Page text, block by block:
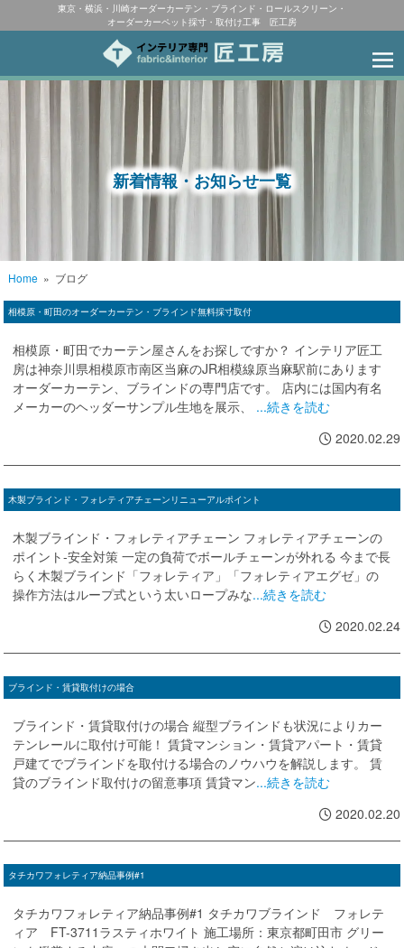
東京・横浜・川崎オーダーカーテン・ブラインド・ロールスクリーン・
オーダーカーペット採寸・取付け工事 匠工房
新着情報・お知らせ一覧
Home» ブログ
相模原・町田のオーダーカーテン・ブラインド無料採寸取付
相模原・町田でカーテン屋さんをお探しですか？ インテリア匠工
房は神奈川県相模原市南区当麻のJR相模線原当麻駅前にあります
オーダーカーテン、ブラインドの専門店です。 店内には国内有名
メーカーのヘッダーサンプル生地を展示、 ...続きを読む
2020.02.29
木製ブラインド・フォレティアチェーンリニューアルポイント
木製ブラインド・フォレティアチェーン フォレティアチェーンの
ポイント-安全対策 一定の負荷でボールチェーンが外れる 今まで長
らく木製ブラインド「フォレティア」「フォレティアエグゼ」の
操作方法はループ式という太いロープみな...続きを読む
2020.02.24
ブラインド・賃貸取付けの場合
ブラインド・賃貸取付けの場合 縦型ブラインドも状況によりカー
テンレールに取付け可能！ 賃貸マンション・賃貸アパート・賃貸
戸建てでブラインドを取付ける場合のノウハウを解説します。 賃
貸のブラインド取付けの留意事項 賃貸マン...続きを読む
2020.02.20
タチカワフォレティア納品事例#1
タチカワフォレティア納品事例#1 タチカワブラインド フォレテ
ィア FT-3711ラスティホワイト 施工場所：東京都町田市 グリー